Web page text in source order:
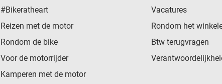
#Bikeratheart
Reizen met de motor
Rondom de bike
Voor de motorrijder
Kamperen met de motor
Vacatures
Rondom het
Btw terugvragen